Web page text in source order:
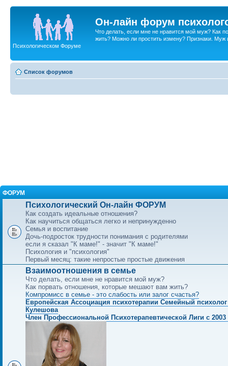
Он-лайн форум
Что делать, если мне не нравится мой муж? Как
жить? Можно ли простить измену? Признаки. Муж
Психологическом Форуме
Список форумов
ФОРУМ
Психологический Он-лайн ФОРУМ
Как создать идеальные отношения?
Как научиться общаться легко и непринужденно
Семья и воспитание
Дочь-подросток трудности понимания с родителями
если я сказал "К маме!" - значит "К маме!"
Психология и "психология"
Первый месяц: такие непростые простые движения
Взаимоотношения в семье
Что делать, если мне не нравится мой муж?
Как порвать отношения, которые мешают вам жить?
Компромисс в семье - это слабость или залог счастья?
Европейская Ассоциация психотерапии Семейный
Кулешова
Член Профессиональной Психотерапевтической Лиги с 2003